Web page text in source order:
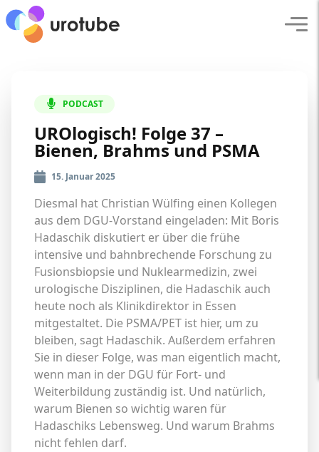
Click here to go back to frontpage
PODCAST
UROlogisch! Folge 37 –
Bienen, Brahms und PSMA
15. Januar 2025
Diesmal hat Christian Wülfing einen Kollegen
aus dem DGU-Vorstand eingeladen: Mit Boris
Hadaschik diskutiert er über die frühe
intensive und bahnbrechende Forschung zu
Fusionsbiopsie und Nuklearmedizin, zwei
urologische Disziplinen, die Hadaschik auch
heute noch als Klinikdirektor in Essen
mitgestaltet. Die PSMA/PET ist hier, um zu
bleiben, sagt Hadaschik. Außerdem erfahren
Sie in dieser Folge, was man eigentlich macht,
wenn man in der DGU für Fort- und
Weiterbildung zuständig ist. Und natürlich,
warum Bienen so wichtig waren für
Hadaschiks Lebensweg. Und warum Brahms
nicht fehlen darf.